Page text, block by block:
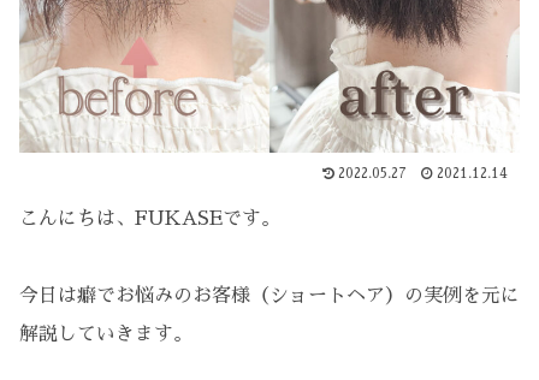
2022.05.27 2021.12.14
こんにちは、FUKASEです。
今日は癖でお悩みのお客様（ショートヘア）の実例を元に
解説していきます。